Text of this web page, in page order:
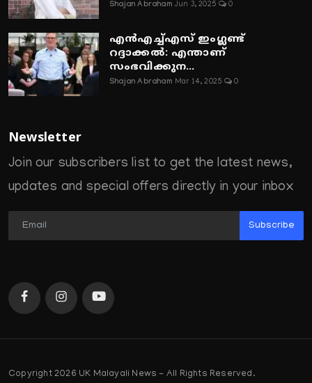
Shajan Abraham Jun 3, 2025 0
എൻഎച്ച്എസ് ഇംഗ്ലണ്ട്
റദ്ദാക്കൽ: എന്താണ്
സംഭവിക്കുന...
Shajan Abraham Mar 14, 2025 0
Newsletter
Join our subscribers list to get the latest news,
updates and special offers directly in your inbox
Subscribe
Copyright 2026 UK Malayali News - All Rights Reserved.